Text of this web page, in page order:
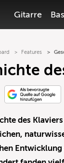
Gitarre
Features
des